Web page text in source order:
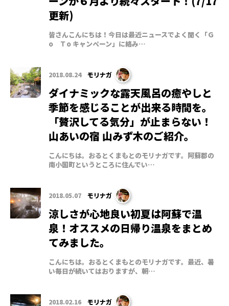
更新)
皆さんこんにちは！今日は最近ニュースでよく聞く「Ｇ
o Ｔo キャンペーン」に絡み…
2018.08.24 モリナガ
ダイナミックな露天風呂の癒やしと
季節を感じることが出来る時間を。
「贅沢してる気分」が止まらない！
山あいの宿 山みず木のご紹介。
こんにちは。おるとくまもとのモリナガです。阿蘇郡の
南小国町というところに住んでい…
2018.05.07 モリナガ
涼しさが心地良い初夏は阿蘇で温
泉！オススメの日帰り温泉をまとめ
てみました。
こんにちは。おるとくまもとのモリナガです。最近、暑
い毎日が続いてはおりますが、朝…
2018.02.16 モリナガ